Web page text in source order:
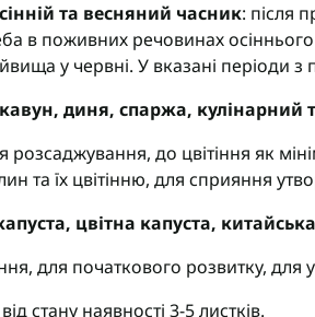
та весняний часник: після
в поживних речовинах
у червні. У вказані періоди
диня, спаржа, кулінарний
розсаджування, до цвітіння як
та їх цвітінню, для сприяння
цвітна капуста,
для початкового розвитку, для
від стану наявності 3-5 листків.